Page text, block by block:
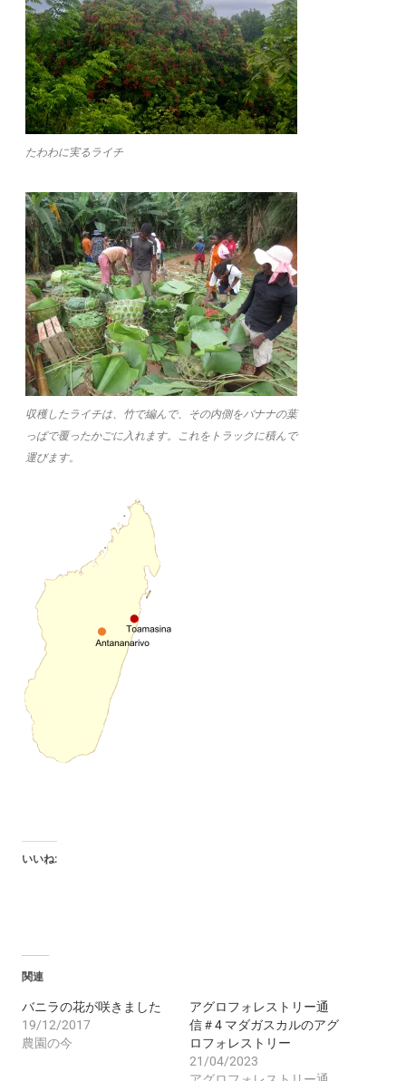
たわわに実るライチ
収穫したライチは、竹で編んで、その内側をバナナの葉
っぱで覆ったかごに入れます。これをトラックに積んで
運びます。
いいね:
関連
バニラの花が咲きました
19/12/2017
農園の今
アグロフォレストリー通
信＃4 マダガスカルのアグ
ロフォレストリー
21/04/2023